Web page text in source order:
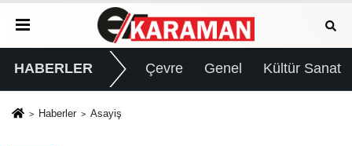
HABERLER Çevre Genel Kültür Sanat
Haberler Asayiş